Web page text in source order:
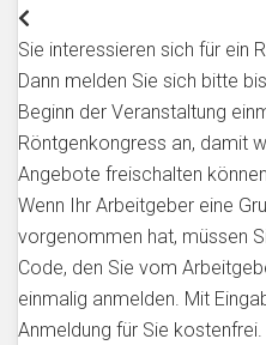
Sie interessieren sich für ein
Dann melden Sie sich bitte
Beginn der Veranstaltung
Röntgenkongress an, damit
Angebote freischalten
Wenn Ihr Arbeitgeber eine
vorgenommen hat, müssen
Code, den Sie vom
einmalig anmelden. Mit
Anmeldung für Sie kostenfrei.